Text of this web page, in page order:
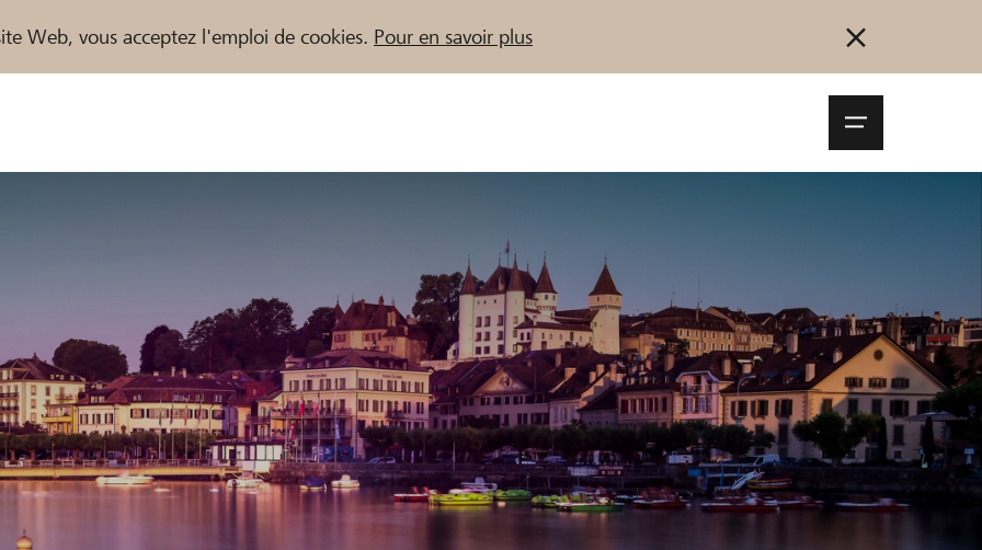
Web, vous acceptez l'emploi de cookies. Pour en savoir plus
Démarrez maintenant